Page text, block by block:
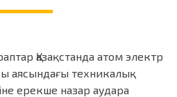
Қазақстанда атом электр
аясындағы техникалық
ерекше назар аудара